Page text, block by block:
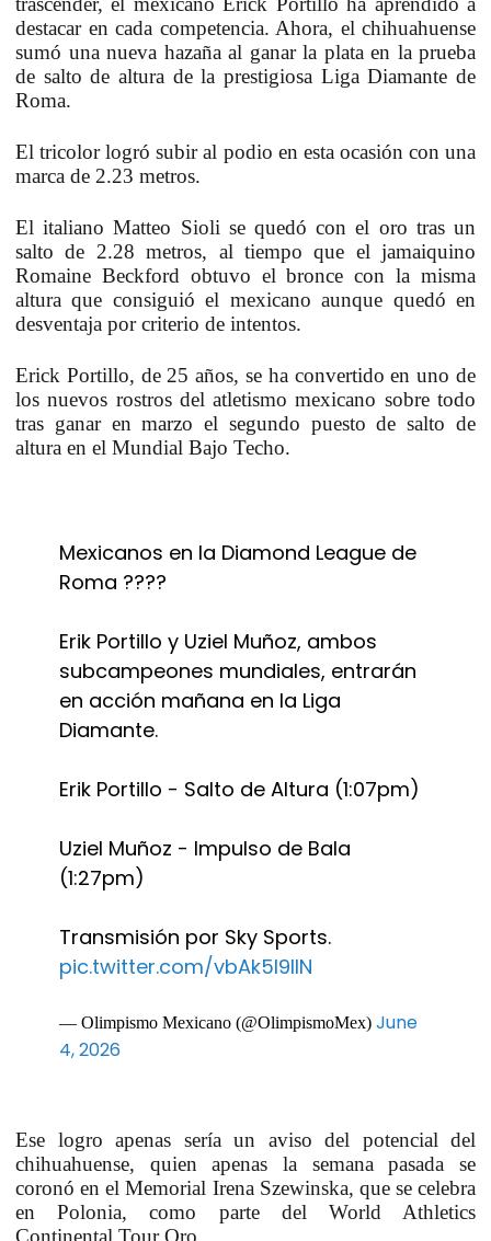
destacar en cada competencia. Ahora, el chihuahuense
sumó una nueva hazaña al ganar la plata en la prueba
de salto de altura de la prestigiosa Liga Diamante de
Roma.
El tricolor logró subir al podio en esta ocasión con una
marca de 2.23 metros.
El italiano Matteo Sioli se quedó con el oro tras un
salto de 2.28 metros, al tiempo que el jamaiquino
Romaine Beckford obtuvo el bronce con la misma
altura que consiguió el mexicano aunque quedó en
desventaja por criterio de intentos.
Erick Portillo, de 25 años, se ha convertido en uno de
los nuevos rostros del atletismo mexicano sobre todo
tras ganar en marzo el segundo puesto de salto de
altura en el Mundial Bajo Techo.
Mexicanos en la Diamond League de
Roma ????
Erik Portillo y Uziel Muñoz, ambos
subcampeones mundiales, entrarán
en acción mañana en la Liga
Diamante.
Erik Portillo - Salto de Altura (1:07pm)
Uziel Muñoz - Impulso de Bala
(1:27pm)
Transmisión por Sky Sports.
pic.twitter.com/vbAk5l9IIN
— Olimpismo Mexicano (@OlimpismoMex) June
4, 2026
Ese logro apenas sería un aviso del potencial del
chihuahuense, quien apenas la semana pasada se
coronó en el Memorial Irena Szewinska, que se celebra
en Polonia, como parte del World Athletics
Continental Tour Oro.